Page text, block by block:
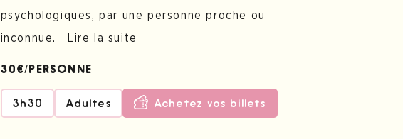
psychologiques, par une personne proche ou
inconnue.
Lire la suite
30€/PERSONNE
3h30 Adultes Achetez vos billets